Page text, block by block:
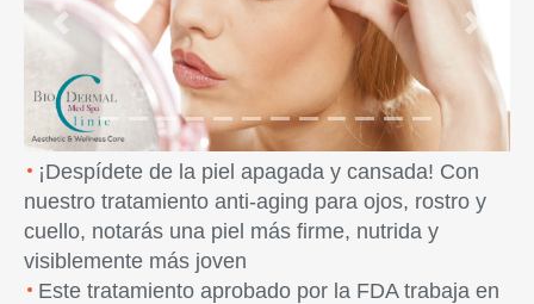
Previous Next
¡Despídete de la piel apagada y cansada! Con
nuestro tratamiento anti-aging para ojos, rostro y
cuello, notarás una piel más firme, nutrida y
visiblemente más joven
Este tratamiento aprobado por la FDA trabaja en